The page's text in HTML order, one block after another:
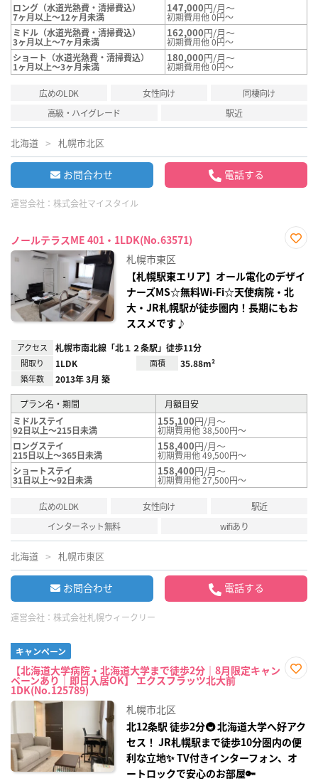
ロング（水道光熱費・清掃費込）
7ヶ月以上～12ヶ月未満
147,000円/月～
初期費用他 0円～
ミドル（水道光熱費・清掃費込）
3ヶ月以上～7ヶ月未満
162,000円/月～
初期費用他 0円～
ショート（水道光熱費・清掃費込）
1ヶ月以上～3ヶ月未満
180,000円/月～
初期費用他 0円～
広めのLDK 女性向け
同棲向け
高級・ハイグレード
駅近
北海道 札幌市北区
お問合わせ 電話する
運営会社： 株式会社マイスタイル
ノールテラスME 401・1LDK(No.63571)
り登
録
札幌市東区
【札幌駅東エリア】オール電化のデザイ
ナーズMS☆無料Wi-Fi☆天使病院・北
大・JR札幌駅が徒歩圏内！長期にもお
ススメです♪
アクセス 札幌市南北線「北１２条駅」徒歩11分
間取り 1LDK 面積 35.88m²
築年数 2013年 3月 築
プラン名・期間
月額目安
ミドルステイ
92日以上～215日未満
155,100円/月～
初期費用他 38,500円～
ロングステイ
215日以上～365日未満
158,400円/月～
初期費用他 49,500円～
ショートステイ
31日以上～92日未満
158,400円/月～
初期費用他 27,500円～
広めのLDK 女性向け
駅近
インターネット無料
wifiあり
北海道 札幌市東区
お問合わせ 電話する
運営会社： 株式会社札幌ウィークリー
キャンペーン
【北海道大学病院・北海道大学まで徒歩2分｜8月限定キャン
ペーンあり｜即日入居OK】 エクスフラッツ北大前
1DK(No.125789)
札幌市北区
北12条駅 徒歩2分🚇 北海道大学へ好アク
セス！ JR札幌駅まで徒歩10分圏内の便
利な立地✨ TV付きインターフォン、オ
ートロックで安心のお部屋🔑